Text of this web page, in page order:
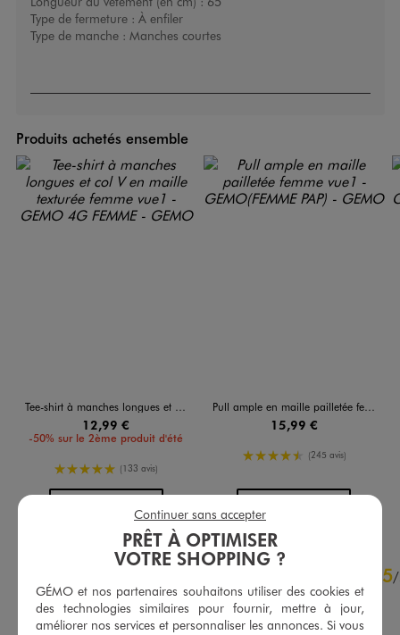
Type de fermeture : À enfiler
Type de manche : Manches courtes
Produits achetés ensemble
Tee-shirt à manches longues et col V en maille texturée femme
12,99 €
-50% sur le 2ème produit d'été
5/5 de moyenne
(133 avis)
Pull ample en maille pailletée femme
15,99 €
4.5/5 de moyenne
(245 avis)
AU PANIER
4.8 5/
Avis vérifié et récompensé
Doux et leger
PRÊT À OPTIMISER
VOTRE SHOPPING ?
GÉMO et nos partenaires souhaitons utiliser des cookies et
des technologies similaires pour fournir, mettre à jour,
améliorer nos services et personnaliser les annonces. Si vous
Continuer sans accepter